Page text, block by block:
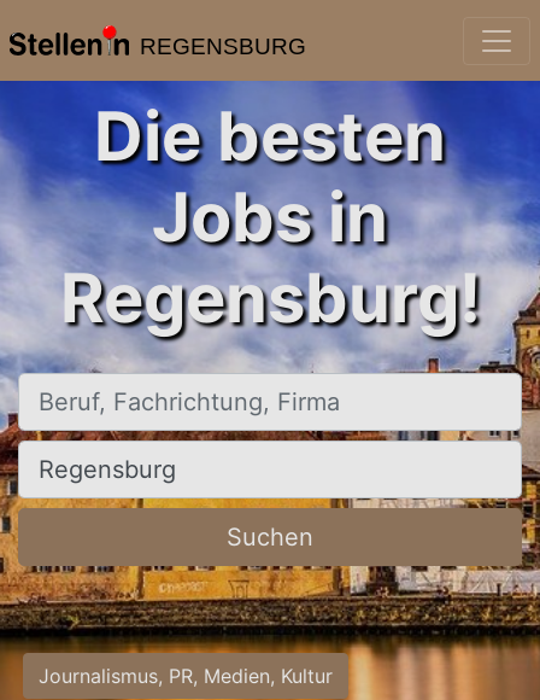
REGENSBURG
Die besten
Jobs in
Regensburg!
Beruf, Fachrichtung, Firma
Ort, Stadt
Suchen
Journalismus, PR, Medien, Kultur